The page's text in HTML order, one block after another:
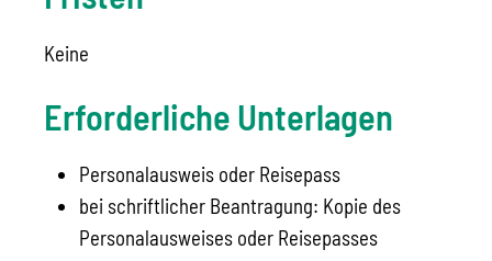
Keine
Erforderliche Unterlagen
Personalausweis oder Reisepass
bei schriftlicher Beantragung: Kopie des
Personalausweises oder Reisepasses